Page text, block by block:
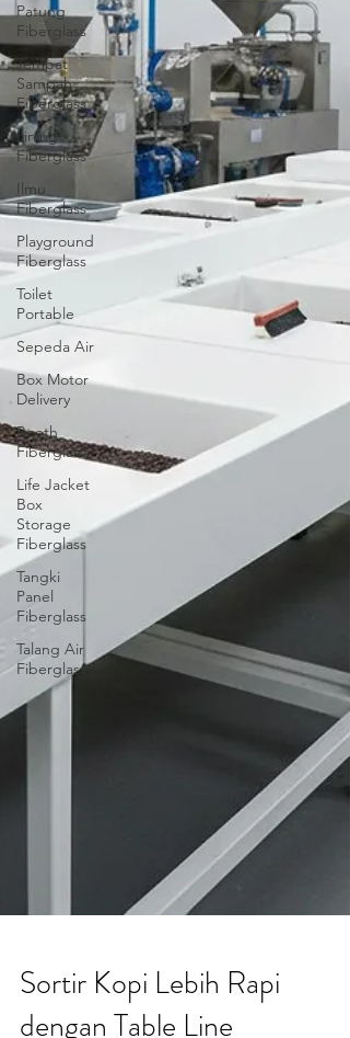
Patung
Fiberglass
Tempat
Sampah
Fiberglass
Lining
Fiberglass
Ilmu
Fiberglass
Playground
Fiberglass
Toilet
Portable
Sepeda Air
Box Motor
Delivery
Booth
Fiberglass
Life Jacket
Box
Storage
Fiberglass
Tangki
Panel
Fiberglass
Talang Air
Fiberglass
Sortir Kopi Lebih Rapi